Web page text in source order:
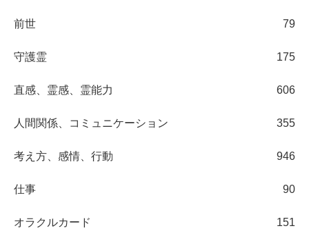
前世 79
守護霊 175
直感、霊感、霊能力 606
人間関係、コミュニケーション 355
考え方、感情、行動 946
仕事 90
オラクルカード 151